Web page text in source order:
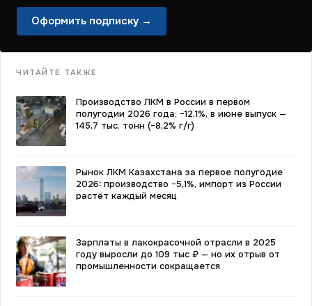
Оформить подписку →
ЧИТАЙТЕ ТАКЖЕ
Производство ЛКМ в России в первом
полугодии 2026 года: −12,1%, в июне выпуск —
145,7 тыс. тонн (−8,2% г/г)
Рынок ЛКМ Казахстана за первое полугодие
2026: производство −5,1%, импорт из России
растёт каждый месяц
Зарплаты в лакокрасочной отрасли в 2025
году выросли до 109 тыс ₽ — но их отрыв от
промышленности сокращается